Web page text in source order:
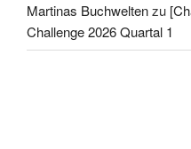
Martinas Buchweltenzu
Challenge 2026 Quartal 1